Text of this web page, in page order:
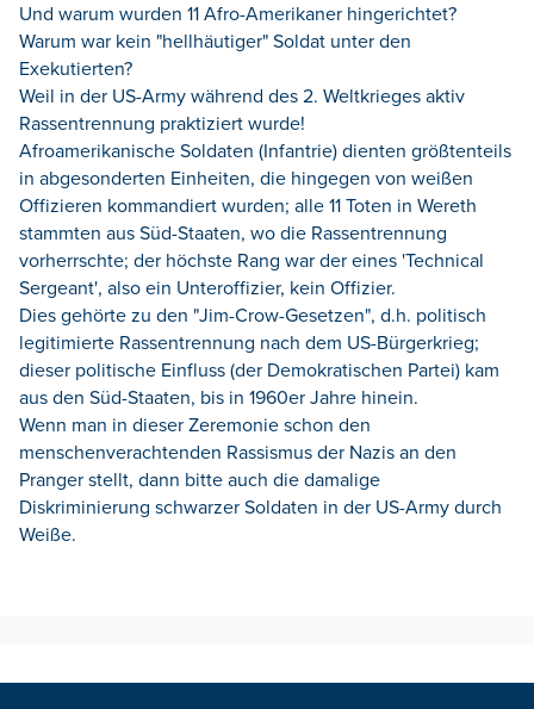
Und warum wurden 11 Afro-Amerikaner hingerichtet?
Warum war kein "hellhäutiger" Soldat unter den
Exekutierten?
Weil in der US-Army während des 2. Weltkrieges aktiv
Rassentrennung praktiziert wurde!
Afroamerikanische Soldaten (Infantrie) dienten größtenteils
in abgesonderten Einheiten, die hingegen von weißen
Offizieren kommandiert wurden; alle 11 Toten in Wereth
stammten aus Süd-Staaten, wo die Rassentrennung
vorherrschte; der höchste Rang war der eines 'Technical
Sergeant', also ein Unteroffizier, kein Offizier.
Dies gehörte zu den "Jim-Crow-Gesetzen", d.h. politisch
legitimierte Rassentrennung nach dem US-Bürgerkrieg;
dieser politische Einfluss (der Demokratischen Partei) kam
aus den Süd-Staaten, bis in 1960er Jahre hinein.
Wenn man in dieser Zeremonie schon den
menschenverachtenden Rassismus der Nazis an den
Pranger stellt, dann bitte auch die damalige
Diskriminierung schwarzer Soldaten in der US-Army durch
Weiße.